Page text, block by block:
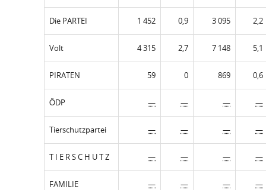
Die PARTEI 1 452 0,9 3 095 2,2
Volt 4 315 2,7 7 148 5,1
PIRATEN 59 0 869 0,6
ÖDP — — — —
Tierschutzpartei — — — —
T I E R S C H U T Z — — — —
FAMILIE — — — —